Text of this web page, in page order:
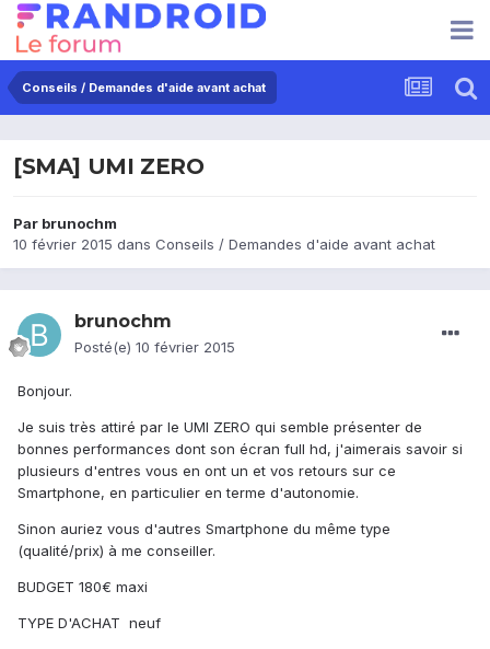
Conseils / Demandes d'aide avant achat
[SMA] UMI ZERO
Par brunochm
10 février 2015 dans Conseils / Demandes d'aide avant achat
brunochm
Posté(e) 10 février 2015
Bonjour.
Je suis très attiré par le UMI ZERO qui semble présenter de
bonnes performances dont son écran full hd, j'aimerais savoir si
plusieurs d'entres vous en ont un et vos retours sur ce
Smartphone, en particulier en terme d'autonomie.
Sinon auriez vous d'autres Smartphone du même type
(qualité/prix) à me conseiller.
BUDGET 180€ maxi
TYPE D'ACHAT neuf